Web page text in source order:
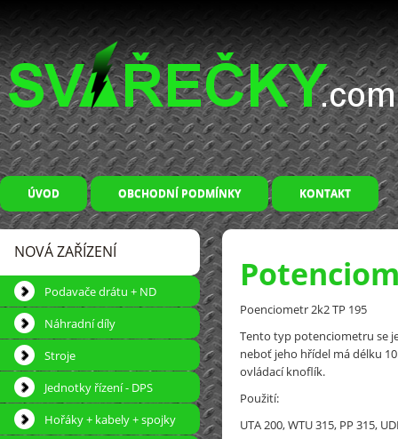
ÚVOD OBCHODNÍ PODMÍNKY KONTAKT
NOVÁ ZAŘÍZENÍ
Podavače drátu + ND
Náhradní díly
Stroje
Jednotky řízení - DPS
Hořáky + kabely + spojky
Poenciometr 2k2 TP 195
Tento typ potenciometru se
neboť jeho hřídel má délku
ovládací knoflík.
Použití:
UTA 200, WTU 315, PP 315,